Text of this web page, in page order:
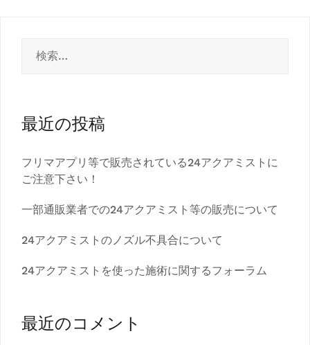
最近の投稿
フリマアプリ等で販売されている24アクアミストに
ご注意下さい！
一部通販業者での24アクアミスト等の販売について
24アクアミストのノズル不具合について
24アクアミストを使った施術に関するフォーラム
最近のコメント